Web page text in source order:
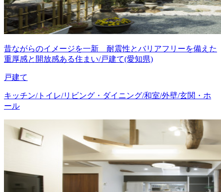
昔ながらのイメージを一新 耐震性とバリアフリーを備えた
重厚感と開放感ある住まい/戸建て(愛知県)
戸建て
キッチン/トイレ/リビング・ダイニング/和室/外壁/玄関・ホ
ール